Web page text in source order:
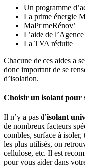
Un programme
La prime énergie
MaPrimeRénov’
L’aide de
La TVA réduite
Chacune de ces aides a
donc important de se
d’isolation.
Choisir un isolant pour
Il n’y a pas d’isolant
de nombreux facteurs
combles, surface à isoler,
les plus utilisés, on
cellulose, etc. Il est
pour vous aider dans